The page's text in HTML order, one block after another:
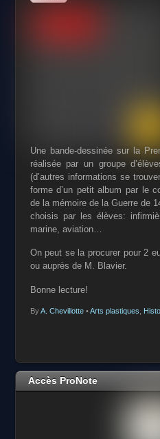
Une bande-dessinée sur la
réalisée par un groupe
(d’autres informations se
forme d’un petit album par le
de la mémoire de la Guerre de
choisis par les élèves:
marine, aviation…
On peut se la procurer pour 2
ou auprès de M. Blavier.
Bonne lecture!
ByA. Chevillotte• Arts plastiques
Accès ProNote